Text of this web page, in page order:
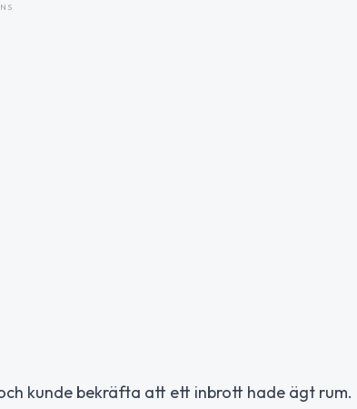
kunde bekräfta att ett inbrott hade ägt rum.